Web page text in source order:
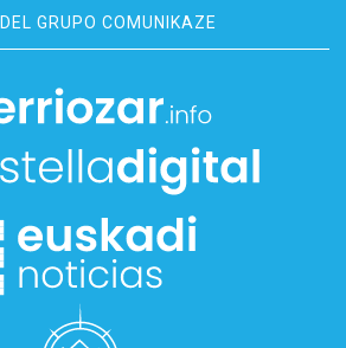
GRUPO COMUNIKAZE